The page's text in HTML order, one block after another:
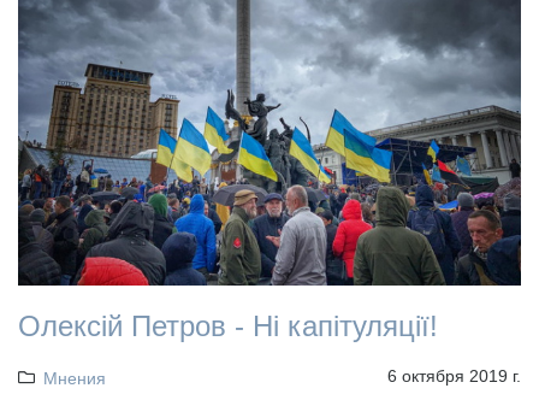
Олексій Петров - Ні капітуляції!
Мнения 6 октября 2019 г.